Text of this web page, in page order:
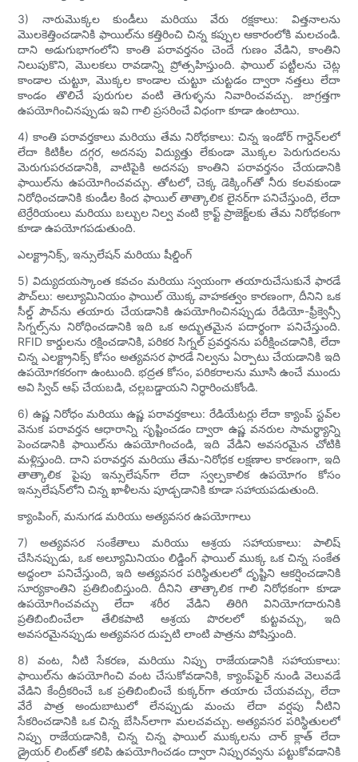
3) నారుమొక్కల కుండీలు మరియు వేరు రక్షకాలు: విత్తనాలను
మొలకెత్తించడానికి ఫాయిల్‌ను కత్తిరించి చిన్న కప్పుల ఆకారంలోకి మలచండి.
దాని అడుగుభాగంలోని కాంతి పరావర్తనం చెందే గుణం వేడిని, కాంతిని
నిలుపుకొని, మొలకలు రావడాన్ని ప్రోత్సహిస్తుంది. ఫాయిల్ పట్టీలను చెట్ల
కాండాల చుట్టూ, మొక్కల కాండాల చుట్టూ చుట్టడం ద్వారా నత్తలు లేదా
కాండం తొలిచే పురుగుల వంటి తెగుళ్ళను నివారించవచ్చు. జాగ్రత్తగా
ఉపయోగించినప్పుడు ఇవి గాలి ప్రసరించే విధంగా కూడా ఉంటాయి.
4) కాంతి పరావర్తకాలు మరియు తేమ నిరోధకాలు: చిన్న ఇండోర్ గార్డెన్‌లలో
లేదా కిటికీల దగ్గర, అదనపు విద్యుత్తు లేకుండా మొక్కల పెరుగుదలను
మెరుగుపరచడానికి, వాటిపైకి అదనపు కాంతిని పరావర్తనం చేయడానికి
ఫాయిల్‌ను ఉపయోగించవచ్చు. తోటలో, చెక్క డెక్కింగ్‌తో నీరు కలవకుండా
నిరోధించడానికి కుండీల కింద ఫాయిల్ తాత్కాలిక లైనర్‌గా పనిచేస్తుంది, లేదా
టెర్రేరియంలు మరియు బల్బుల నిల్వ వంటి క్రాఫ్ట్ ప్రాజెక్ట్‌లకు తేమ నిరోధకంగా
కూడా ఉపయోగపడుతుంది.
ఎలక్ట్రానిక్స్, ఇన్సులేషన్ మరియు షీల్డింగ్
5) విద్యుదయస్కాంత కవచం మరియు స్వయంగా తయారుచేసుకునే ఫారడే
పౌచ్‌లు: అల్యూమినియం ఫాయిల్ యొక్క వాహకత్వం కారణంగా, దీనిని ఒక
సీల్డ్ పౌచ్‌ను తయారు చేయడానికి ఉపయోగించినప్పుడు రేడియో-ఫ్రీక్వెన్సీ
సిగ్నల్స్‌ను నిరోధించడానికి ఇది ఒక అద్భుతమైన పదార్థంగా పనిచేస్తుంది.
RFID కార్డులను రక్షించడానికి, పరికర సిగ్నల్ ప్రవర్తనను పరీక్షించడానికి, లేదా
చిన్న ఎలక్ట్రానిక్స్ కోసం అత్యవసర ఫారడే నిల్వను ఏర్పాటు చేయడానికి ఇది
ఉపయోగకరంగా ఉంటుంది. భద్రత కోసం, పరికరాలను మూసి ఉంచే ముందు
అవి స్విచ్ ఆఫ్ చేయబడి, చల్లబడ్డాయని నిర్ధారించుకోండి.
6) ఉష్ణ నిరోధం మరియు ఉష్ణ పరావర్తకాలు: రేడియేటర్లు లేదా క్యాంప్ స్టవ్‌ల
వెనుక పరావర్తన ఆధారాన్ని సృష్టించడం ద్వారా ఉష్ణ వనరుల సామర్థ్యాన్ని
పెంచడానికి ఫాయిల్‌ను ఉపయోగించండి, ఇది వేడిని అవసరమైన చోటికి
మళ్లిస్తుంది. దాని పరావర్తన మరియు తేమ-నిరోధక లక్షణాల కారణంగా, ఇది
తాత్కాలిక పైపు ఇన్సులేషన్‌గా లేదా స్వల్పకాలిక ఉపయోగం కోసం
ఇన్సులేషన్‌లోని చిన్న ఖాళీలను పూడ్చడానికి కూడా సహాయపడుతుంది.
క్యాంపింగ్, మనుగడ మరియు అత్యవసర ఉపయోగాలు
7) అత్యవసర సంకేతాలు మరియు ఆశ్రయ సహాయకాలు: పాలిష్
చేసినప్పుడు, ఒక అల్యూమినియం లిడ్డింగ్ ఫాయిల్ ముక్క ఒక చిన్న సంకేత
అద్దంలా పనిచేస్తుంది, ఇది అత్యవసర పరిస్థితులలో దృష్టిని ఆకర్షించడానికి
సూర్యకాంతిని ప్రతిబింబిస్తుంది. దీనిని తాత్కాలిక గాలి నిరోధకంగా కూడా
ఉపయోగించవచ్చు లేదా శరీర వేడిని తిరిగి వినియోగదారునికి
ప్రతిబింబించేలా తేలికపాటి ఆశ్రయ పొరలలో కుట్టవచ్చు, ఇది
అవసరమైనప్పుడు అత్యవసర దుప్పటి లాంటి పాత్రను పోషిస్తుంది.
8) వంట, నీటి సేకరణ, మరియు నిప్పు రాజేయడానికి సహాయకాలు:
ఫాయిల్‌ను ఉపయోగించి వంట చేసుకోవడానికి, క్యాంప్‌ఫైర్ నుండి వెలువడే
వేడిని కేంద్రీకరించే ఒక ప్రతిబింబించే కుక్కర్‌గా తయారు చేయవచ్చు, లేదా
వేరే పాత్ర అందుబాటులో లేనప్పుడు మంచు లేదా వర్షపు నీటిని
సేకరించడానికి ఒక చిన్న బేసిన్‌లాగా మలచవచ్చు. అత్యవసర పరిస్థితులలో
నిప్పు రాజేయడానికి, చిన్న చిన్న ఫాయిల్ ముక్కలను చార్ క్లాత్ లేదా
డ్రైయర్ లింట్‌తో కలిపి ఉపయోగించడం ద్వారా నిప్పురవ్వను పట్టుకోవడానికి